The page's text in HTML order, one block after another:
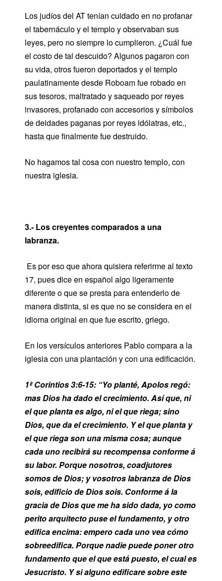
Los judíos del AT tenían cuidado en no profanar
el tabernáculo y el templo y observaban sus
leyes, pero no siempre lo cumplieron. ¿Cuál fue
el costo de tal descuido? Algunos pagaron con
su vida, otros fueron deportados y el templo
paulatinamente desde Roboam fue robado en
sus tesoros, maltratado y saqueado por reyes
invasores, profanado con accesorios y símbolos
de deidades paganas por reyes idólatras, etc.,
hasta que finalmente fue destruido.
No hagamos tal cosa con nuestro templo, con
nuestra iglesia.
3.- Los creyentes comparados a una
labranza.
Es por eso que ahora quisiera referirme al texto
17, pues dice en español algo ligeramente
diferente o que se presta para entenderlo de
manera distinta, si es que no se considera en el
idioma original en que fue escrito, griego.
En los versículos anteriores Pablo compara a la
iglesia con una plantación y con una edificación.
1ª Corintios 3:6-15: “Yo planté, Apolos regó:
mas Dios ha dado el crecimiento.Así que, ni
el que planta es algo, ni el que riega; sino
Dios, que da el crecimiento. Y el que planta y
el que riega son una misma cosa; aunque
cada uno recibirá su recompensa conforme á
su labor.Porque nosotros, coadjutores
somos de Dios; y vosotros labranza de Dios
sois, edificio de Dios sois. Conforme á la
gracia de Dios que me ha sido dada, yo como
perito arquitecto puse el fundamento, y otro
edifica encima: empero cada uno vea cómo
sobreedifica.Porque nadie puede poner otro
fundamento que el que está puesto, el cual es
Jesucristo. Y si alguno edificare sobre este